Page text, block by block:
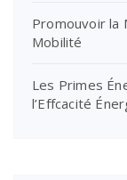
Promouvoir la
Mobilité
Les Primes
l’Effcacité